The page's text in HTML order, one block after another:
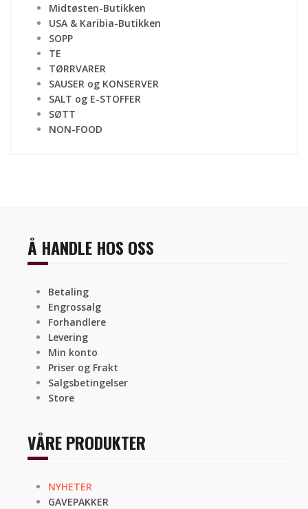
Midtøsten-Butikken
USA & Karibia-Butikken
SOPP
TE
TØRRVARER
SAUSER og KONSERVER
SALT og E-STOFFER
SØTT
NON-FOOD
Å HANDLE HOS OSS
Betaling
Engrossalg
Forhandlere
Levering
Min konto
Priser og Frakt
Salgsbetingelser
Store
VÅRE PRODUKTER
NYHETER
GAVEPAKKER